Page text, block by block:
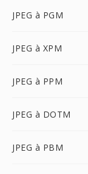
JPEG à PGM
JPEG à XPM
JPEG à PPM
JPEG à DOTM
JPEG à PBM